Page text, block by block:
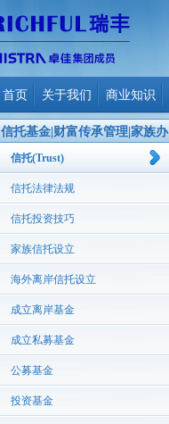
首页 关于我们 商业知识
信托基金|财富传承管理|家族办
公室
信托(Trust)
信托法律法规
信托投资技巧
家族信托设立
海外离岸信托设立
成立离岸基金
成立私募基金
公募基金
投资基金